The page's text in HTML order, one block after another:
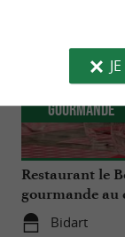
Restaurant le
gourmande
Berrua 4* à
Bidart
Gourmande